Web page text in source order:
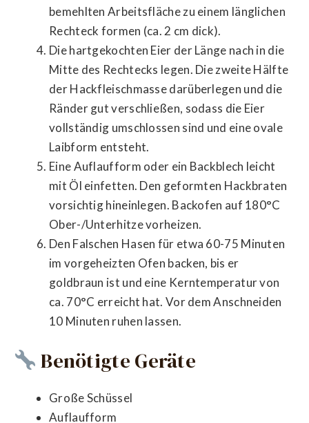
bemehlten Arbeitsfläche zu einem länglichen
Rechteck formen (ca. 2 cm dick).
Die hartgekochten Eier der Länge nach in die
Mitte des Rechtecks legen. Die zweite Hälfte
der Hackfleischmasse darüberlegen und die
Ränder gut verschließen, sodass die Eier
vollständig umschlossen sind und eine ovale
Laibform entsteht.
Eine Auflaufform oder ein Backblech leicht
mit Öl einfetten. Den geformten Hackbraten
vorsichtig hineinlegen. Backofen auf 180°C
Ober-/Unterhitze vorheizen.
Den Falschen Hasen für etwa 60-75 Minuten
im vorgeheizten Ofen backen, bis er
goldbraun ist und eine Kerntemperatur von
ca. 70°C erreicht hat. Vor dem Anschneiden
10 Minuten ruhen lassen.
Benötigte Geräte
Große Schüssel
Auflaufform